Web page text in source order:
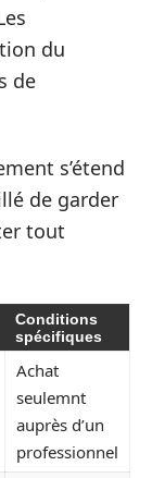
du
de
s’étend
de garder
tout
Conditions
spécifiques
Achat
seulemnt
auprès d’un
professionnel